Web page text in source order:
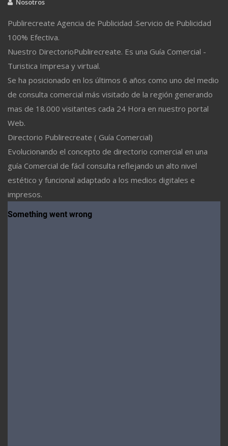
Nosotros
Publirecreate Agencia de Publicidad .Servicio de Publicidad
100% Efectiva.
Nuestro DirectorioPublirecreate. Es una Guía Comercial -
Turistica Impresa y virtual.
Se ha posicionado en los últimos 6 años como uno del medio
de consulta comercial más visitado de la región generando
mas de 18.000 visitantes cada 24 Hora en nuestro portal
Web.
Directorio Publirecreate ( Guía Comercial)
Evolucionando el concepto de directorio comercial en una
guía Comercial de fácil consulta reflejando un alto nivel
estético y funcional adaptado a los medios digitales e
impresos.